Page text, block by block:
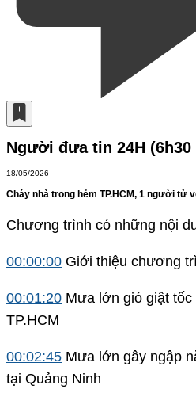
Người đưa tin 24H (6h30
18/05/2026
Cháy nhà trong hẻm TP.HCM, 1 người tử
Chương trình có những nội
00:00:00 Giới thiệu chương
00:01:20 Mưa lớn gió giật tốc
TP.HCM
00:02:45 Mưa lớn gây ngập
tại Quảng Ninh